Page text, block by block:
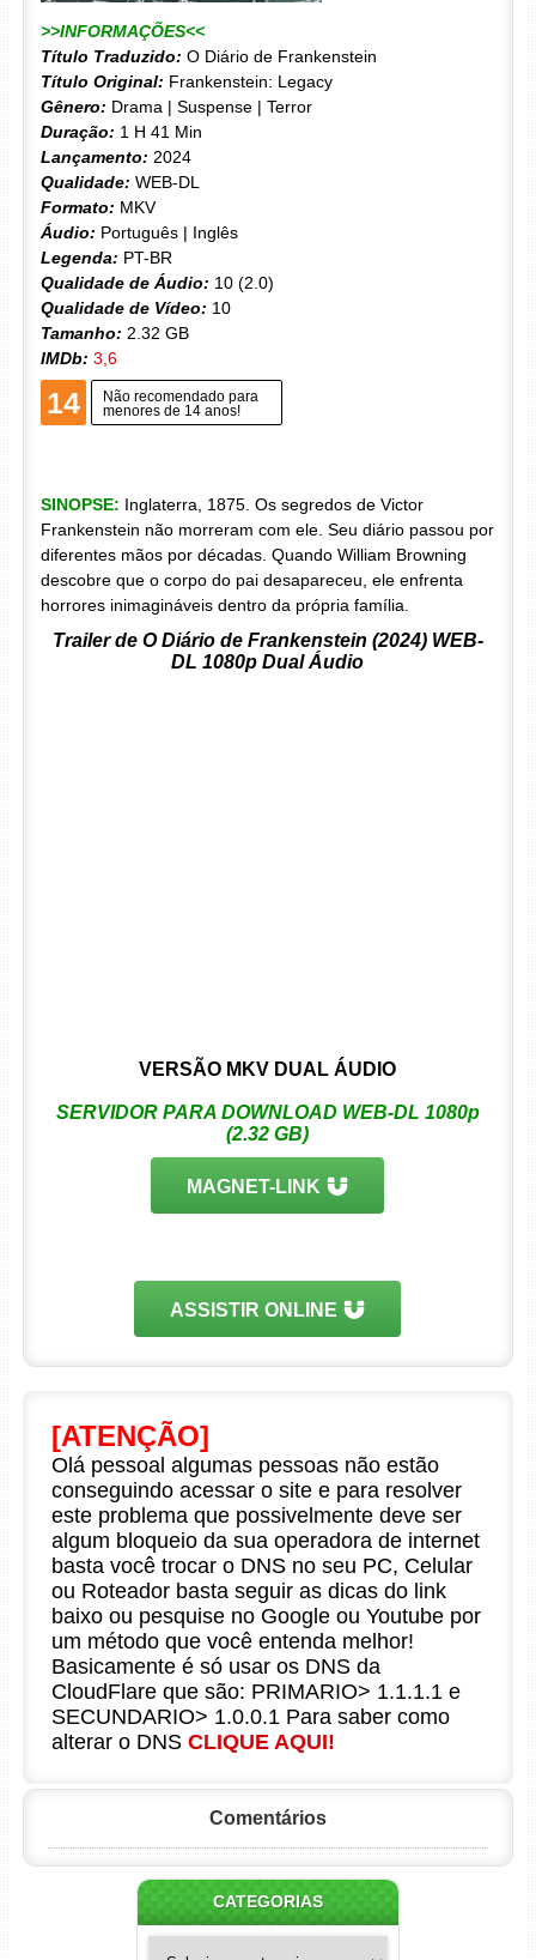
>>INFORMAÇÕES<<
Título Traduzido: O Diário de Frankenstein
Título Original: Frankenstein: Legacy
Gênero: Drama | Suspense | Terror
Duração: 1 H 41 Min
Lançamento: 2024
Qualidade: WEB-DL
Formato: MKV
Áudio: Português | Inglês
Legenda: PT-BR
Qualidade de Áudio: 10 (2.0)
Qualidade de Vídeo: 10
Tamanho: 2.32 GB
IMDb: 3,6
14
Não recomendado para
menores de 14 anos!
SINOPSE: Inglaterra, 1875. Os segredos de Victor
Frankenstein não morreram com ele. Seu diário passou por
diferentes mãos por décadas. Quando William Browning
descobre que o corpo do pai desapareceu, ele enfrenta
horrores inimagináveis dentro da própria família.
Trailer de O Diário de Frankenstein (2024) WEB-
DL 1080p Dual Áudio
VERSÃO MKV DUAL ÁUDIO
SERVIDOR PARA DOWNLOAD WEB-DL 1080p
(2.32 GB)
MAGNET-LINK
ASSISTIR ONLINE
[ATENÇÃO]
Olá pessoal algumas pessoas não estão
conseguindo acessar o site e para resolver
este problema que possivelmente deve ser
algum bloqueio da sua operadora de internet
basta você trocar o DNS no seu PC, Celular
ou Roteador basta seguir as dicas do link
baixo ou pesquise no Google ou Youtube por
um método que você entenda melhor!
Basicamente é só usar os DNS da
CloudFlare que são: PRIMARIO> 1.1.1.1 e
SECUNDARIO> 1.0.0.1 Para saber como
alterar o DNS CLIQUE AQUI!
Comentários
CATEGORIAS